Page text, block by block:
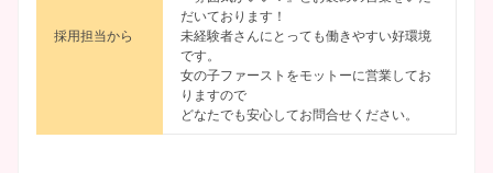
採用担当から
だいております！
未経験者さんにとっても働きやすい好環境
です。
女の子ファーストをモットーに営業してお
りますので
どなたでも安心してお問合せください。